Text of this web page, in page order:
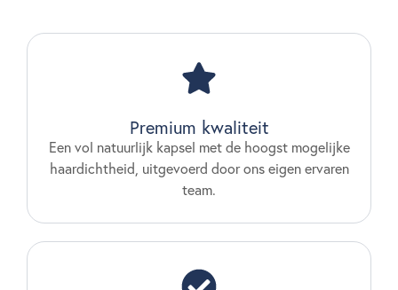
Premium kwaliteit
Een vol natuurlijk kapsel met de hoogst mogelijke
haardichtheid, uitgevoerd door ons eigen ervaren
team.